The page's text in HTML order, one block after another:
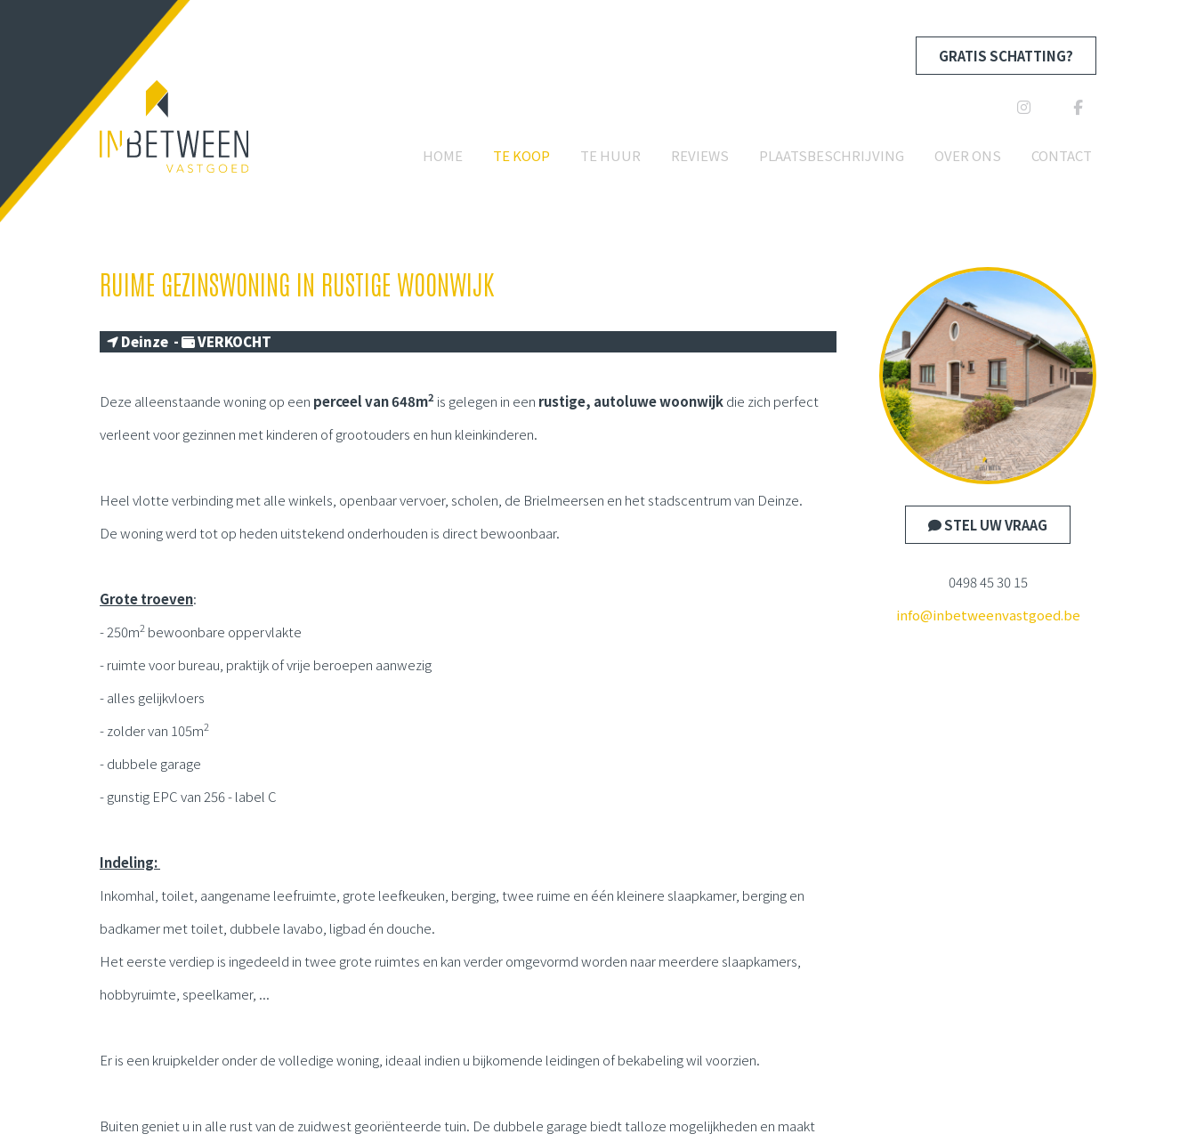
GRATIS SCHATTING?
HOME TE KOOP TE HUUR REVIEWS PLAATSBESCHRIJVING OVER ONS CONTACT
RUIME GEZINSWONING IN RUSTIGE WOONWIJK
Deinze - VERKOCHT
Deze alleenstaande woning op een perceel van 648m2 is gelegen in een rustige, autoluwe woonwijkdie zich perfect
verleent voor gezinnen met kinderen of grootouders en hun kleinkinderen.
Heel vlotte verbinding met alle winkels, openbaar vervoer, scholen, de Brielmeersen en het stadscentrum van Deinze.
De woning werd tot op heden uitstekend onderhouden is direct bewoonbaar.
Grote troeven:
- 250m2 bewoonbare oppervlakte
- ruimte voor bureau, praktijk of vrije beroepen aanwezig
- alles gelijkvloers
- zolder van 105m2
- dubbele garage
- gunstig EPC van 256 - label C
Indeling:
Inkomhal, toilet, aangename leefruimte, grote leefkeuken, berging, twee ruime en één kleinere slaapkamer, berging en
badkamer met toilet, dubbele lavabo, ligbad én douche.
Het eerste verdiep is ingedeeld in twee grote ruimtes en kan verder omgevormd worden naar meerdere slaapkamers,
hobbyruimte, speelkamer, ...
Er is een kruipkelder onder de volledige woning, ideaal indien u bijkomende leidingen of bekabeling wil voorzien.
Buiten geniet u in alle rust van de zuidwest georiënteerde tuin. De dubbele garage biedt talloze mogelijkheden en maakt
STEL UW VRAAG
0498 45 30 15
info@inbetweenvastgoed.be